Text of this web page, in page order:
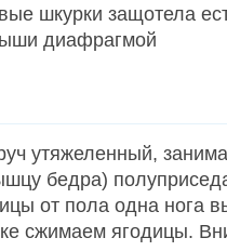
шкурки защотела
диафрагмой
утяжеленный,
бедра)
от пола одна нога
сжимаем ягодицы.